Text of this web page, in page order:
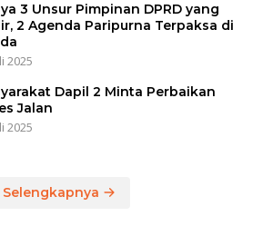
3 Unsur Pimpinan DPRD yang
2 Agenda Paripurna Terpaksa di
2025
Dapil 2 Minta Perbaikan
Jalan
2025
Selengkapnya